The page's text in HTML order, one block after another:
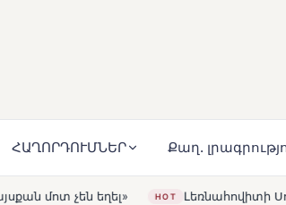
ՀԱՂՈՐԴՈՒՄՆԵՐ Քաղ.
Լեռնահովիտի Սուրբ Ստեփանոս եկեղեցին